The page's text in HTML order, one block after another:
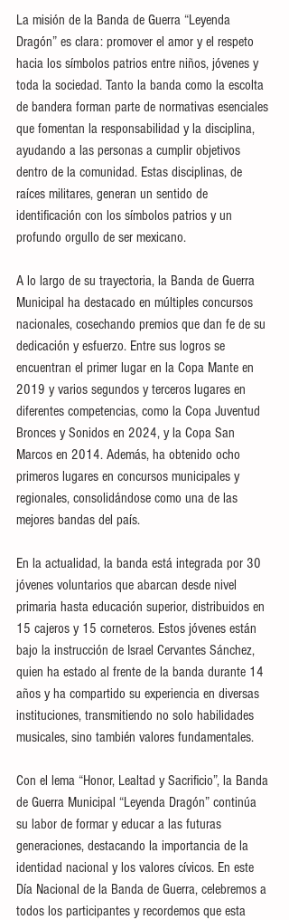
La misión de la Banda de Guerra “Leyenda
Dragón” es clara: promover el amor y el respeto
hacia los símbolos patrios entre niños, jóvenes y
toda la sociedad. Tanto la banda como la escolta
de bandera forman parte de normativas esenciales
que fomentan la responsabilidad y la disciplina,
ayudando a las personas a cumplir objetivos
dentro de la comunidad. Estas disciplinas, de
raíces militares, generan un sentido de
identificación con los símbolos patrios y un
profundo orgullo de ser mexicano.
A lo largo de su trayectoria, la Banda de Guerra
Municipal ha destacado en múltiples concursos
nacionales, cosechando premios que dan fe de su
dedicación y esfuerzo. Entre sus logros se
encuentran el primer lugar en la Copa Mante en
2019 y varios segundos y terceros lugares en
diferentes competencias, como la Copa Juventud
Bronces y Sonidos en 2024, y la Copa San
Marcos en 2014. Además, ha obtenido ocho
primeros lugares en concursos municipales y
regionales, consolidándose como una de las
mejores bandas del país.
En la actualidad, la banda está integrada por 30
jóvenes voluntarios que abarcan desde nivel
primaria hasta educación superior, distribuidos en
15 cajeros y 15 corneteros. Estos jóvenes están
bajo la instrucción de Israel Cervantes Sánchez,
quien ha estado al frente de la banda durante 14
años y ha compartido su experiencia en diversas
instituciones, transmitiendo no solo habilidades
musicales, sino también valores fundamentales.
Con el lema “Honor, Lealtad y Sacrificio”, la Banda
de Guerra Municipal “Leyenda Dragón” continúa
su labor de formar y educar a las futuras
generaciones, destacando la importancia de la
identidad nacional y los valores cívicos. En este
Día Nacional de la Banda de Guerra, celebremos a
todos los participantes y recordemos que esta